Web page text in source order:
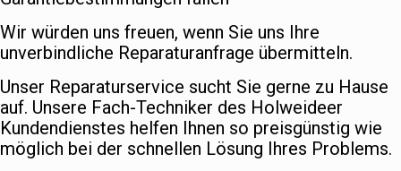
Wir würden uns freuen, wenn Sie uns Ihre
unverbindliche Reparaturanfrage übermitteln.
Unser Reparaturservice sucht Sie gerne zu Hause
auf. Unsere Fach-Techniker des Holweideer
Kundendienstes helfen Ihnen so preisgünstig wie
möglich bei der schnellen Lösung Ihres Problems.